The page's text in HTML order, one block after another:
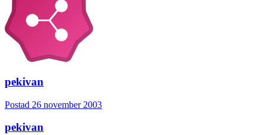
pekivan
Postad 26 november 2003
pekivan